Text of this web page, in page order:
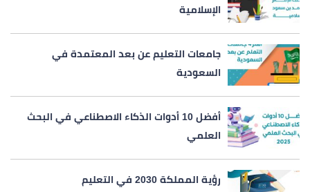
الإسلامية
جامعات التعليم عن بعد المعتمدة في
السعودية
أفضل 10 أدوات الذكاء الاصطناعي في البحث
العلمي
رؤية المملكة 2030 في التعليم